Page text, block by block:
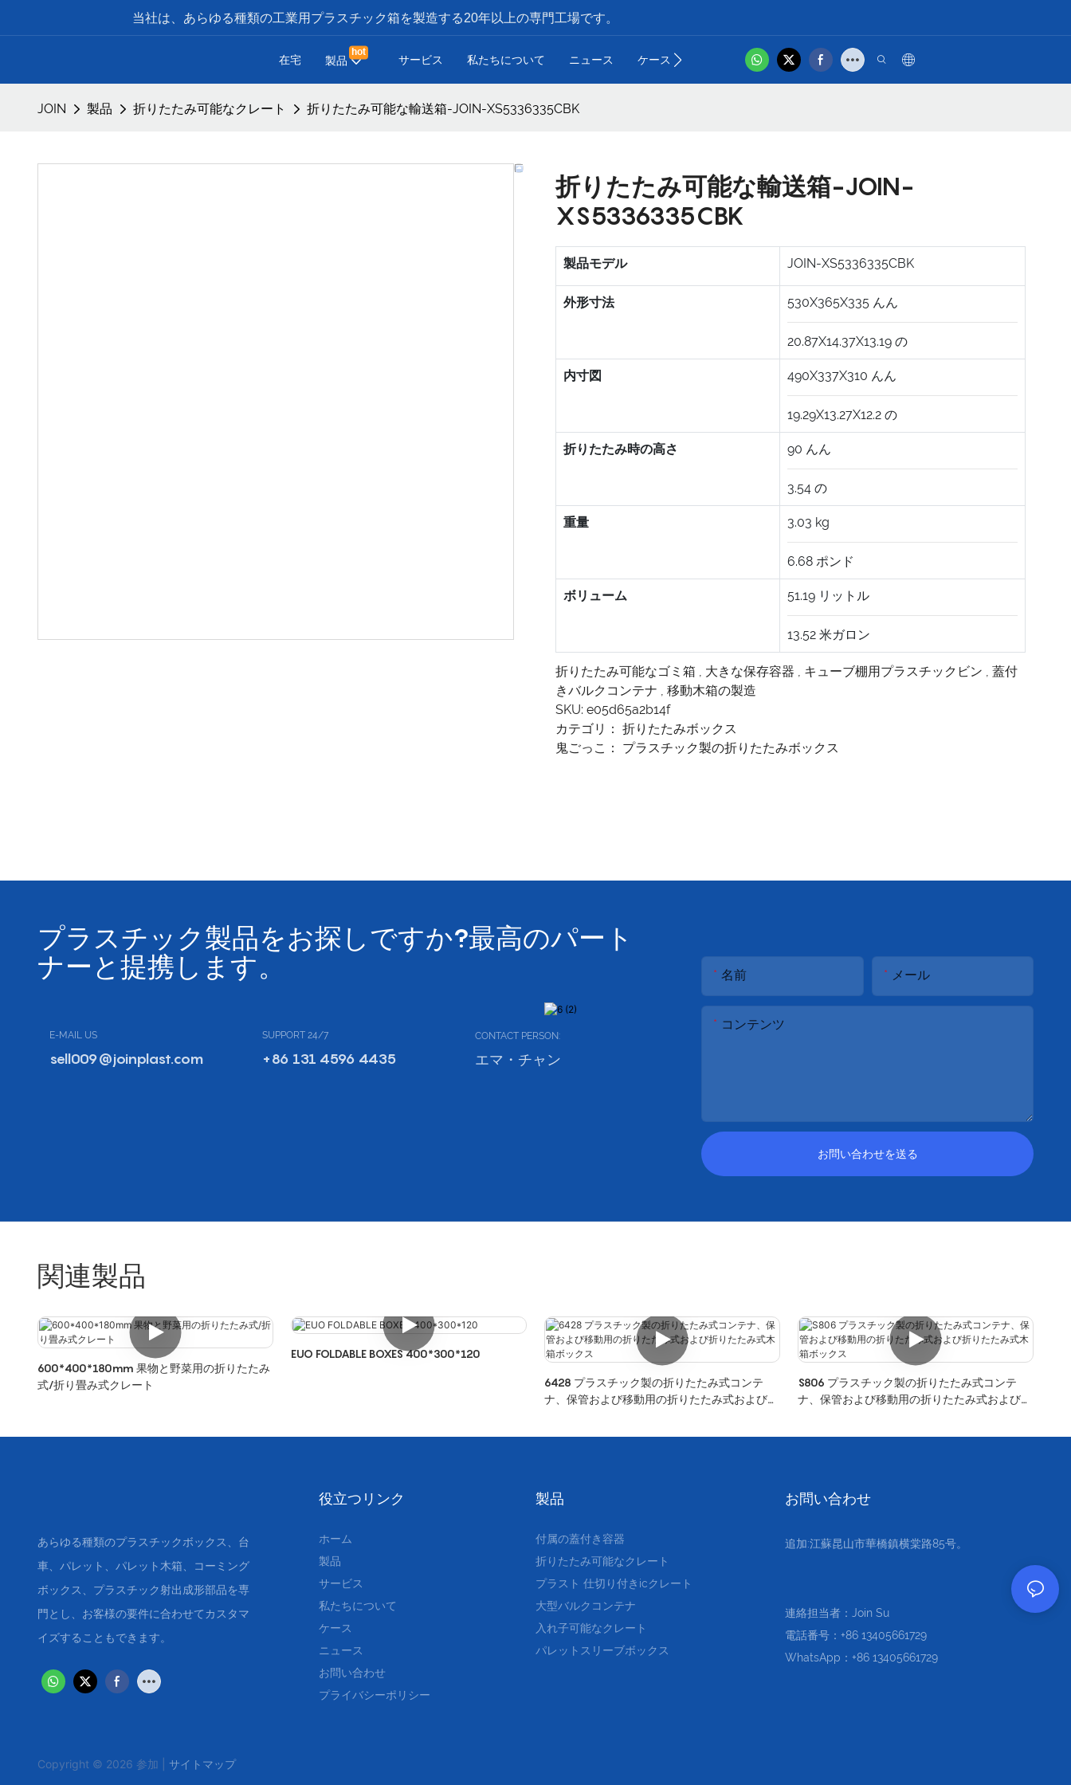
当社は、あらゆる種類の工業用プラスチック箱を製造する20年以上の専門工場です。
在宅 製品
hot
サービス 私たちについて ニュース ケース お問い合わせ 製品ビデオ
hot
JOIN 製品 折りたたみ可能なクレート 折りたたみ可能な輸送箱-JOIN-XS5336335CBK
折りたたみ可能な輸送箱-JOIN-
XS5336335CBK
製品モデル JOIN-XS5336335CBK
外形寸法 530X365X335 んん
20.87X14.37X13.19 の
内寸図 490X337X310 んん
19.29X13.27X12.2 の
折りたたみ時の高さ 90 んん
3.54 の
重量 3.03 kg
6.68 ポンド
ボリューム 51.19 リットル
13.52 米ガロン
折りたたみ可能なゴミ箱 , 大きな保存容器 , キューブ棚用プラスチックビン , 蓋付
きバルクコンテナ , 移動木箱の製造
SKU: e05d65a2b14f
カテゴリ： 折りたたみボックス
鬼ごっこ： プラスチック製の折りたたみボックス
プラスチック製品をお探しですか?最高のパート
ナーと提携します。
E-MAIL US
sell009@joinplast.com
SUPPORT 24/7
+86 131 4596 4435
CONTACT PERSON:
エマ・チャン
名前 メール
コンテンツ
お問い合わせを送る
関連製品
600*400*180mm 果物と野菜用の折りたたみ
式/折り畳み式クレート
EUO FOLDABLE BOXES 400*300*120
6428 プラスチック製の折りたたみ式コンテ
ナ、保管および移動用の折りたたみ式および折
S806 プラスチック製の折りたたみ式コンテ
ナ、保管および移動用の折りたたみ式および折
あらゆる種類のプラスチックボックス、台
車、パレット、パレット木箱、コーミング
ボックス、プラスチック射出成形部品を専
門とし、お客様の要件に合わせてカスタマ
イズすることもできます。
役立つリンク
ホーム
製品
サービス
私たちについて
ケース
ニュース
お問い合わせ
プライバシーポリシー
製品
付属の蓋付き容器
折りたたみ可能なクレート
プラスト 仕切り付きicクレート
大型バルクコンテナ
入れ子可能なクレート
パレットスリーブボックス
お問い合わせ
追加:江蘇昆山市華橋鎮横棠路85号。
連絡担当者：Join Su
電話番号：+86 13405661729
WhatsApp：+86 13405661729
Copyright © 2026 参加 | サイトマップ